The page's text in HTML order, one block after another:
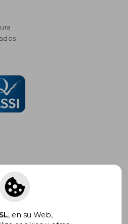
recibir ofertas y
, en su Web,